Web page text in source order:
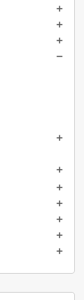
add
add
add
remove
add
add
add
add
add
add
add